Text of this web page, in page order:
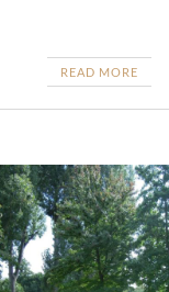
READ MORE